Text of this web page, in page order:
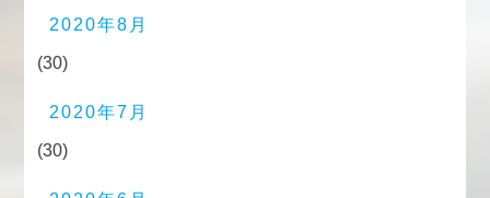
2020年8月
(30)
2020年7月
(30)